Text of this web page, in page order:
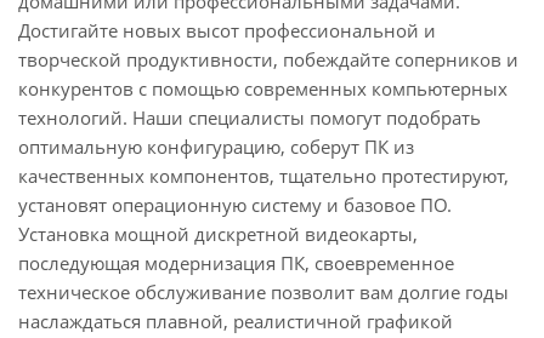
Достигайте новых высот профессиональной и
творческой продуктивности, побеждайте соперников и
конкурентов с помощью современных компьютерных
технологий. Наши специалисты помогут подобрать
оптимальную конфигурацию, соберут ПК из
качественных компонентов, тщательно протестируют,
установят операционную систему и базовое ПО.
Установка мощной дискретной видеокарты,
последующая модернизация ПК, своевременное
техническое обслуживание позволит вам долгие годы
наслаждаться плавной, реалистичной графикой